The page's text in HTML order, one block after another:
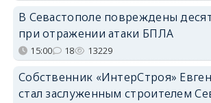
В Севастополе повреждены
при отражении атаки БПЛА
15:00 18 13229
Собственник «ИнтерСтроя»
стал заслуженным строителем